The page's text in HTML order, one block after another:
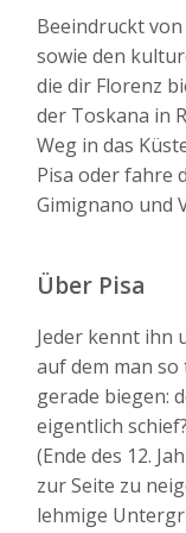
Beeindruckt
sowie den
die dir Florenz
der Toskana in
Weg in das
Pisa oder fahre
Gimignano und
Über Pisa
Jeder kennt ihn
auf dem man
gerade biegen:
eigentlich
(Ende des 12.
zur Seite zu
lehmige